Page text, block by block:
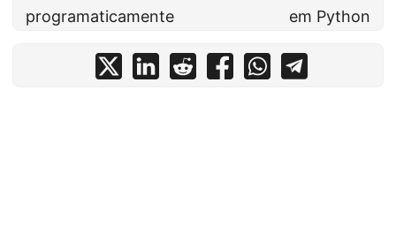
programaticamente
em Python